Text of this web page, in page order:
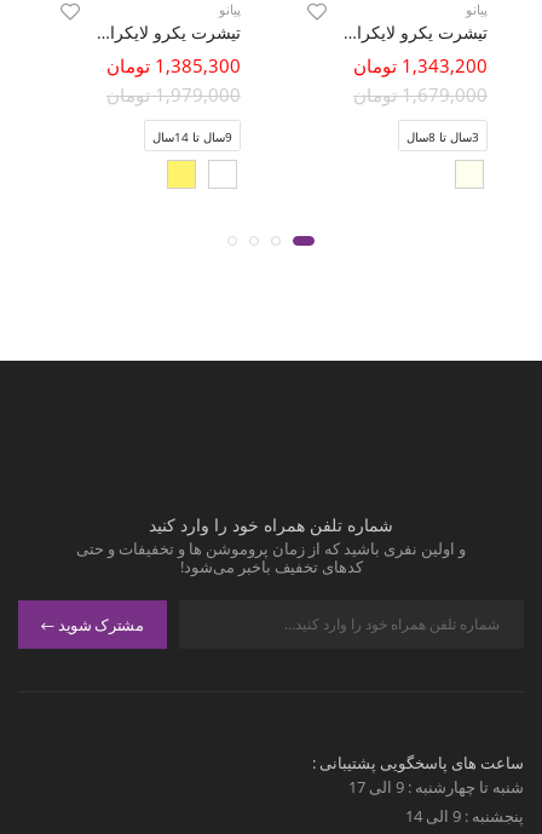
پیانو
تیشرت یکرو لایکرا بیسیک
1,343,200 تومان
1,679,000 تومان
3سال تا 8سال
پیانو
تیشرت یکرو لایکرا سرشانه برگشته
1,385,300 تومان
1,979,000 تومان
9سال تا 14سال
شماره تلفن همراه خود را وارد کنید
و اولین نفری باشید که از زمان پروموشن ها و تخفیفات و حتی
کدهای تخفیف باخبر می‌شود!
مشترک شوید
ساعت های پاسخگویی پشتیبانی :
شنبه تا چهارشنبه : 9 الی 17
پنجشنبه : 9 الی 14